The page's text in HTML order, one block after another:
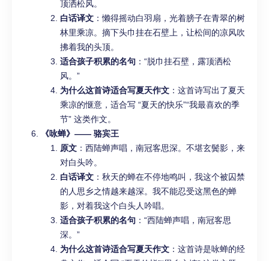
顶洒松风。
白话译文 ：懒得摇动白羽扇，光着膀子在青翠的树
林里乘凉。摘下头巾挂在石壁上，让松间的凉风吹
拂着我的头顶。
适合孩子积累的名句 ：“脱巾挂石壁，露顶洒松
风。”
为什么这首诗适合写夏天作文 ：这首诗写出了夏天
乘凉的惬意，适合写 “夏天的快乐”“我最喜欢的季
节” 这类作文。
《咏蝉》—— 骆宾王
原文 ：西陆蝉声唱，南冠客思深。不堪玄鬓影，来
对白头吟。
白话译文 ：秋天的蝉在不停地鸣叫，我这个被囚禁
的人思乡之情越来越深。我不能忍受这黑色的蝉
影，对着我这个白头人吟唱。
适合孩子积累的名句 ：“西陆蝉声唱，南冠客思
深。”
为什么这首诗适合写夏天作文 ：这首诗是咏蝉的经